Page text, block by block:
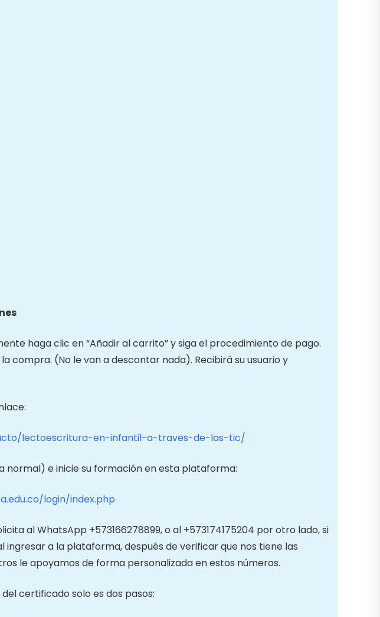
haga clic en “Añadir al carrito” y siga el procedimiento de pago.
compra. (No le van a descontar nada). Recibirá su usuario y
lectoescritura-en-infantil-a-traves-de-las-tic/
normal) e inicie su formación en esta plataforma:
login/index.php
al WhatsApp +573166278899, o al +573174175204 por otro lado, si
a la plataforma, después de verificar que nos tiene las
le apoyamos de forma personalizada en estos números.
certificado solo es dos pasos: